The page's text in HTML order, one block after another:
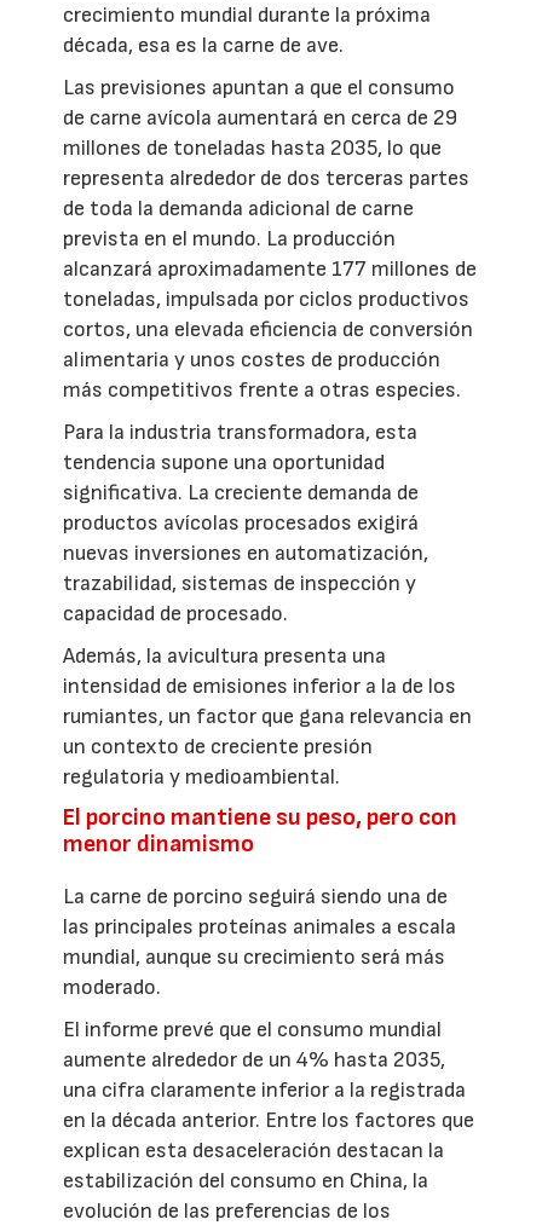
crecimiento mundial durante la próxima
década, esa es la carne de ave.
Las previsiones apuntan a que el consumo
de carne avícola aumentará en cerca de 29
millones de toneladas hasta 2035, lo que
representa alrededor de dos terceras partes
de toda la demanda adicional de carne
prevista en el mundo. La producción
alcanzará aproximadamente 177 millones de
toneladas, impulsada por ciclos productivos
cortos, una elevada eficiencia de conversión
alimentaria y unos costes de producción
más competitivos frente a otras especies.
Para la industria transformadora, esta
tendencia supone una oportunidad
significativa. La creciente demanda de
productos avícolas procesados exigirá
nuevas inversiones en automatización,
trazabilidad, sistemas de inspección y
capacidad de procesado.
Además, la avicultura presenta una
intensidad de emisiones inferior a la de los
rumiantes, un factor que gana relevancia en
un contexto de creciente presión
regulatoria y medioambiental.
El porcino mantiene su peso, pero con
menor dinamismo
La carne de porcino seguirá siendo una de
las principales proteínas animales a escala
mundial, aunque su crecimiento será más
moderado.
El informe prevé que el consumo mundial
aumente alrededor de un 4% hasta 2035,
una cifra claramente inferior a la registrada
en la década anterior. Entre los factores que
explican esta desaceleración destacan la
estabilización del consumo en China, la
evolución de las preferencias de los